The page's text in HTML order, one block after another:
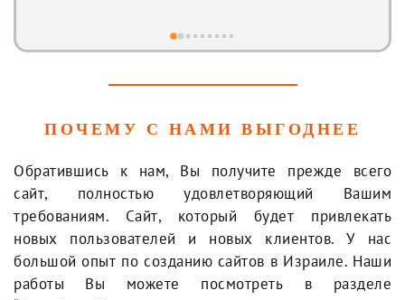
просто обычный пользователь...но возникла
острая необходимость в созданиии сайта и его
говорится, с нуля! Компания занялась его
всевозможных ресурсах и площадках... и по
истечении двух месяцев могу сказать одно:
всё работает как надо, целевая аудитория
охвачена (но нет пределов для ещё большего
охвата),  звонки, письма идут, есть
бронирования. Разработчики ВСЕГДА на связи,
ПОЧЕМУ С НАМИ ВЫГОДНЕЕ
Обратившись к нам, Вы получите прежде всего
сайт, полностью удовлетворяющий Вашим
требованиям. Сайт, который будет привлекать
новых пользователей и новых клиентов. У нас
большой опыт по созданию сайтов в Израиле. Наши
работы Вы можете посмотреть в разделе